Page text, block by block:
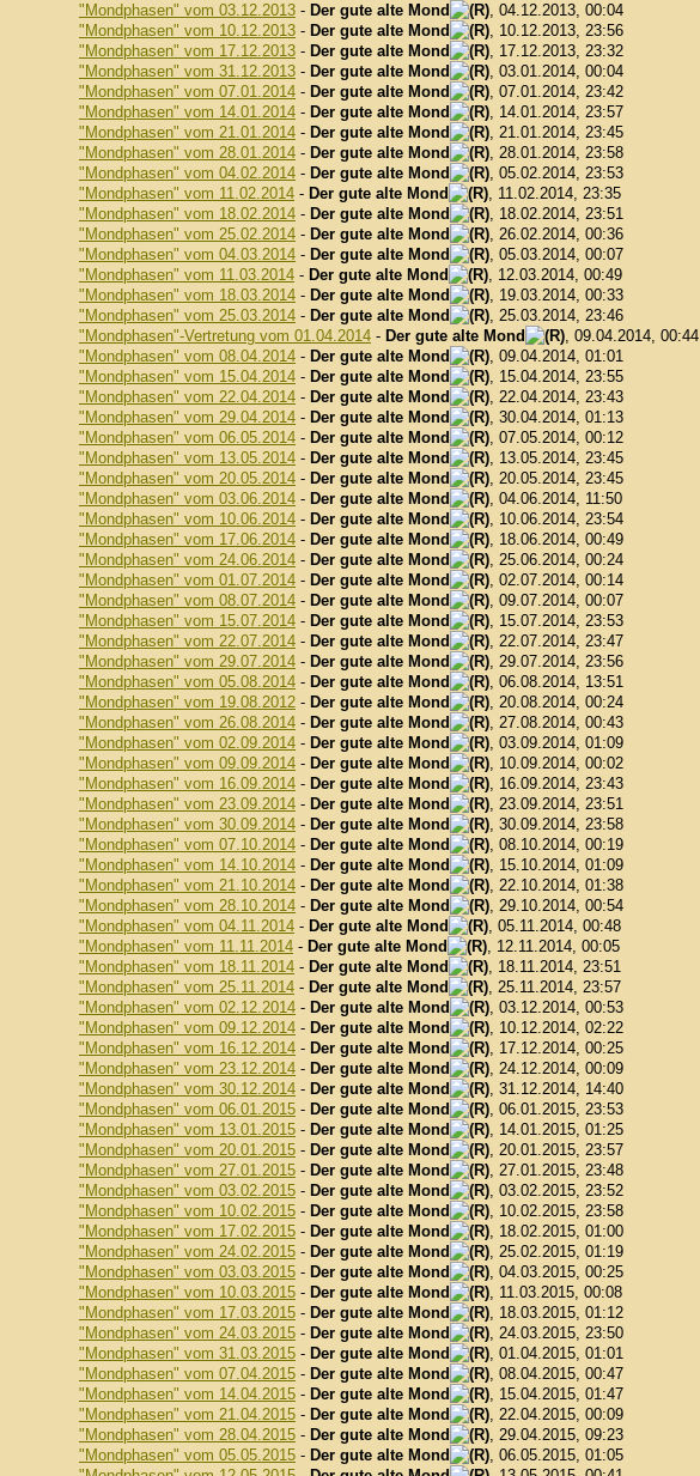
"Mondphasen" vom 03.12.2013 - Der gute alte Mond
, 04.12.2013, 00:04
"Mondphasen" vom 10.12.2013 - Der gute alte Mond
, 10.12.2013, 23:56
"Mondphasen" vom 17.12.2013 - Der gute alte Mond
, 17.12.2013, 23:32
"Mondphasen" vom 31.12.2013 - Der gute alte Mond
, 03.01.2014, 00:04
"Mondphasen" vom 07.01.2014 - Der gute alte Mond
, 07.01.2014, 23:42
"Mondphasen" vom 14.01.2014 - Der gute alte Mond
, 14.01.2014, 23:57
"Mondphasen" vom 21.01.2014 - Der gute alte Mond
, 21.01.2014, 23:45
"Mondphasen" vom 28.01.2014 - Der gute alte Mond
, 28.01.2014, 23:58
"Mondphasen" vom 04.02.2014 - Der gute alte Mond
, 05.02.2014, 23:53
"Mondphasen" vom 11.02.2014 - Der gute alte Mond
, 11.02.2014, 23:35
"Mondphasen" vom 18.02.2014 - Der gute alte Mond
, 18.02.2014, 23:51
"Mondphasen" vom 25.02.2014 - Der gute alte Mond
, 26.02.2014, 00:36
"Mondphasen" vom 04.03.2014 - Der gute alte Mond
, 05.03.2014, 00:07
"Mondphasen" vom 11.03.2014 - Der gute alte Mond
, 12.03.2014, 00:49
"Mondphasen" vom 18.03.2014 - Der gute alte Mond
, 19.03.2014, 00:33
"Mondphasen" vom 25.03.2014 - Der gute alte Mond
, 25.03.2014, 23:46
"Mondphasen"-Vertretung vom 01.04.2014 - Der gute alte Mond
, 09.04.2014, 00:44
"Mondphasen" vom 08.04.2014 - Der gute alte Mond
, 09.04.2014, 01:01
"Mondphasen" vom 15.04.2014 - Der gute alte Mond
, 15.04.2014, 23:55
"Mondphasen" vom 22.04.2014 - Der gute alte Mond
, 22.04.2014, 23:43
"Mondphasen" vom 29.04.2014 - Der gute alte Mond
, 30.04.2014, 01:13
"Mondphasen" vom 06.05.2014 - Der gute alte Mond
, 07.05.2014, 00:12
"Mondphasen" vom 13.05.2014 - Der gute alte Mond
, 13.05.2014, 23:45
"Mondphasen" vom 20.05.2014 - Der gute alte Mond
, 20.05.2014, 23:45
"Mondphasen" vom 03.06.2014 - Der gute alte Mond
, 04.06.2014, 11:50
"Mondphasen" vom 10.06.2014 - Der gute alte Mond
, 10.06.2014, 23:54
"Mondphasen" vom 17.06.2014 - Der gute alte Mond
, 18.06.2014, 00:49
"Mondphasen" vom 24.06.2014 - Der gute alte Mond
, 25.06.2014, 00:24
"Mondphasen" vom 01.07.2014 - Der gute alte Mond
, 02.07.2014, 00:14
"Mondphasen" vom 08.07.2014 - Der gute alte Mond
, 09.07.2014, 00:07
"Mondphasen" vom 15.07.2014 - Der gute alte Mond
, 15.07.2014, 23:53
"Mondphasen" vom 22.07.2014 - Der gute alte Mond
, 22.07.2014, 23:47
"Mondphasen" vom 29.07.2014 - Der gute alte Mond
, 29.07.2014, 23:56
"Mondphasen" vom 05.08.2014 - Der gute alte Mond
, 06.08.2014, 13:51
"Mondphasen" vom 19.08.2012 - Der gute alte Mond
, 20.08.2014, 00:24
"Mondphasen" vom 26.08.2014 - Der gute alte Mond
, 27.08.2014, 00:43
"Mondphasen" vom 02.09.2014 - Der gute alte Mond
, 03.09.2014, 01:09
"Mondphasen" vom 09.09.2014 - Der gute alte Mond
, 10.09.2014, 00:02
"Mondphasen" vom 16.09.2014 - Der gute alte Mond
, 16.09.2014, 23:43
"Mondphasen" vom 23.09.2014 - Der gute alte Mond
, 23.09.2014, 23:51
"Mondphasen" vom 30.09.2014 - Der gute alte Mond
, 30.09.2014, 23:58
"Mondphasen" vom 07.10.2014 - Der gute alte Mond
, 08.10.2014, 00:19
"Mondphasen" vom 14.10.2014 - Der gute alte Mond
, 15.10.2014, 01:09
"Mondphasen" vom 21.10.2014 - Der gute alte Mond
, 22.10.2014, 01:38
"Mondphasen" vom 28.10.2014 - Der gute alte Mond
, 29.10.2014, 00:54
"Mondphasen" vom 04.11.2014 - Der gute alte Mond
, 05.11.2014, 00:48
"Mondphasen" vom 11.11.2014 - Der gute alte Mond
, 12.11.2014, 00:05
"Mondphasen" vom 18.11.2014 - Der gute alte Mond
, 18.11.2014, 23:51
"Mondphasen" vom 25.11.2014 - Der gute alte Mond
, 25.11.2014, 23:57
"Mondphasen" vom 02.12.2014 - Der gute alte Mond
, 03.12.2014, 00:53
"Mondphasen" vom 09.12.2014 - Der gute alte Mond
, 10.12.2014, 02:22
"Mondphasen" vom 16.12.2014 - Der gute alte Mond
, 17.12.2014, 00:25
"Mondphasen" vom 23.12.2014 - Der gute alte Mond
, 24.12.2014, 00:09
"Mondphasen" vom 30.12.2014 - Der gute alte Mond
, 31.12.2014, 14:40
"Mondphasen" vom 06.01.2015 - Der gute alte Mond
, 06.01.2015, 23:53
"Mondphasen" vom 13.01.2015 - Der gute alte Mond
, 14.01.2015, 01:25
"Mondphasen" vom 20.01.2015 - Der gute alte Mond
, 20.01.2015, 23:57
"Mondphasen" vom 27.01.2015 - Der gute alte Mond
, 27.01.2015, 23:48
"Mondphasen" vom 03.02.2015 - Der gute alte Mond
, 03.02.2015, 23:52
"Mondphasen" vom 10.02.2015 - Der gute alte Mond
, 10.02.2015, 23:58
"Mondphasen" vom 17.02.2015 - Der gute alte Mond
, 18.02.2015, 01:00
"Mondphasen" vom 24.02.2015 - Der gute alte Mond
, 25.02.2015, 01:19
"Mondphasen" vom 03.03.2015 - Der gute alte Mond
, 04.03.2015, 00:25
"Mondphasen" vom 10.03.2015 - Der gute alte Mond
, 11.03.2015, 00:08
"Mondphasen" vom 17.03.2015 - Der gute alte Mond
, 18.03.2015, 01:12
"Mondphasen" vom 24.03.2015 - Der gute alte Mond
, 24.03.2015, 23:50
"Mondphasen" vom 31.03.2015 - Der gute alte Mond
, 01.04.2015, 01:01
"Mondphasen" vom 07.04.2015 - Der gute alte Mond
, 08.04.2015, 00:47
"Mondphasen" vom 14.04.2015 - Der gute alte Mond
, 15.04.2015, 01:47
"Mondphasen" vom 21.04.2015 - Der gute alte Mond
, 22.04.2015, 00:09
"Mondphasen" vom 28.04.2015 - Der gute alte Mond
, 29.04.2015, 09:23
"Mondphasen" vom 05.05.2015 - Der gute alte Mond
, 06.05.2015, 01:05